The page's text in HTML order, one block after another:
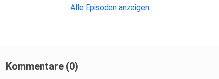
Alle Episoden anzeigen
Kommentare (0)